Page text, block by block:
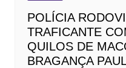
POLÍCIA
TRAFICANTE
QUILOS DE
BRAGANÇA